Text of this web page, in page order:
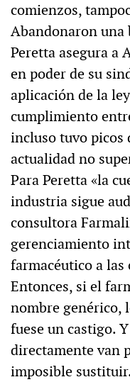
comienzos,
Abandonaron una
Peretta asegura a
en poder de su
aplicación de la
cumplimiento
incluso tuvo picos
actualidad no
Para Peretta «la
industria sigue
consultora
gerenciamiento
farmacéutico a las
Entonces, si el
nombre genérico,
fuese un castigo.
directamente van
imposible